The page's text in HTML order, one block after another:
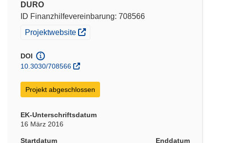
DURO
ID Finanzhilfevereinbarung: 708566
(öffnet in neuem Fenster)
Projektwebsite
DOI
10.3030/708566
Projekt abgeschlossen
EK-Unterschriftsdatum
16 März 2016
Startdatum
Enddatum